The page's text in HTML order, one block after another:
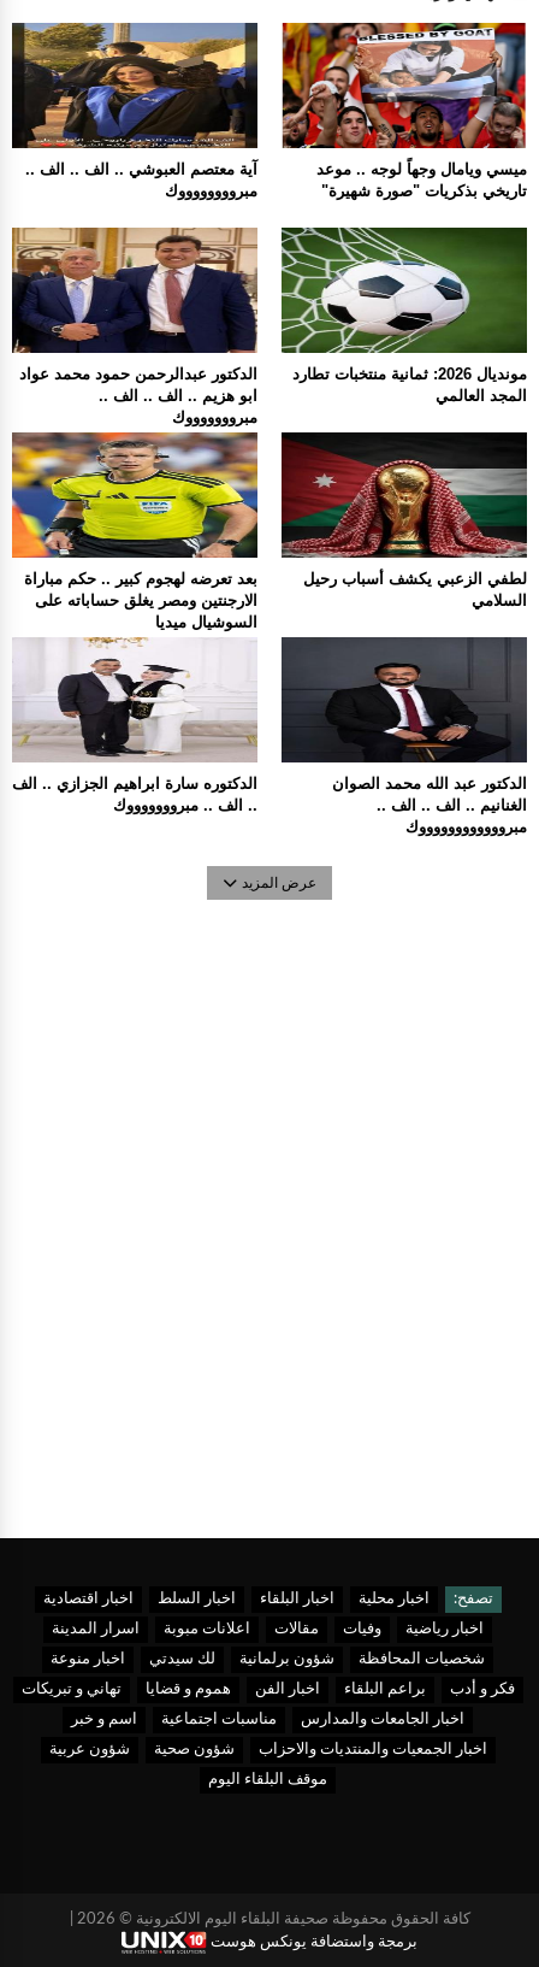
آية معتصم العبوشي .. الف .. الف ..
مبرووووووووك
ميسي ويامال وجهاً لوجه .. موعد
تاريخي بذكريات "صورة شهيرة"
الدكتور عبدالرحمن حمود محمد عواد
ابو هزيم .. الف .. الف ..
مبروووووووك
مونديال 2026: ثمانية منتخبات تطارد
المجد العالمي
بعد تعرضه لهجوم كبير .. حكم مباراة
الارجنتين ومصر يغلق حساباته على
السوشيال ميديا
لطفي الزعبي يكشف أسباب رحيل
السلامي
الدكتوره سارة ابراهيم الجزازي .. الف
.. الف .. مبروووووووك
الدكتور عبد الله محمد الصوان
الغنانيم .. الف .. الف ..
مبرووووووووووووك
عرض المزيد
تصفح: اخبار محلية اخبار البلقاء اخبار السلط
اخبار اقتصادية
اخبار رياضية
وفيات مقالات اعلانات مبوبة
اسرار المدينة
شخصيات المحافظة
شؤون برلمانية لك سيدتي
اخبار منوعة
فكر و أدب
براعم البلقاء اخبار الفن هموم و قضايا
تهاني و تبريكات
اخبار الجامعات والمدارس
مناسبات اجتماعية
اسم و خبر
اخبار الجمعيات والمنتديات والاحزاب
شؤون صحية
شؤون عربية
موقف البلقاء اليوم
كافة الحقوق محفوظة صحيفة البلقاء اليوم الالكترونية © 2026 |
برمجة واستضافة يونكس هوست